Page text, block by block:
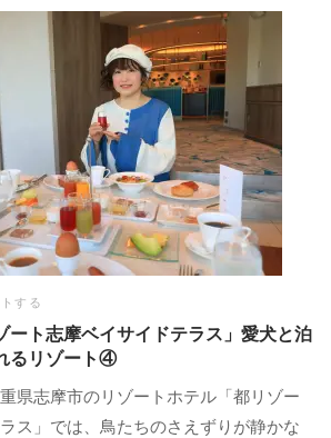
する
ート志摩ベイサイドテラス」愛犬と泊
るリゾート④
県志摩市のリゾートホテル「都リゾー
ス」では、鳥たちのさえずりが静かな